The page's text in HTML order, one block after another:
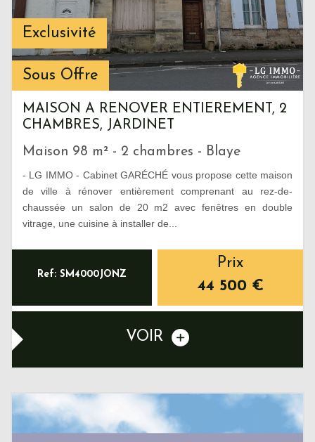
Sous Offre
Exclusivité
MAISON A RENOVER ENTIEREMENT, 2
CHAMBRES, JARDINET
Maison 98 m² - 2 chambres - Blaye
- LG IMMO - Cabinet GARÉCHÉ vous propose cette maison
de ville à rénover entièrement comprenant au rez-de-
chaussée un salon de 20 m2 avec fenêtres en double
vitrage, une cuisine à installer de...
Ref: SM4000JONZ
Prix
44 500 €
VOIR